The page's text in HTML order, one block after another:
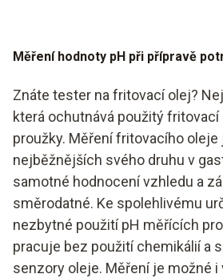
Měření hodnoty pH při přípravě
Znáte tester na fritovací olej?
která ochutnává použitý fritovací
proužky. Měření fritovacího oleje
nejběžnějších svého druhu v
samotné hodnocení vzhledu a
směrodatné. Ke spolehlivému
nezbytné použití pH měřících
pracuje bez použití chemikálií a
senzory oleje. Měření je možné i